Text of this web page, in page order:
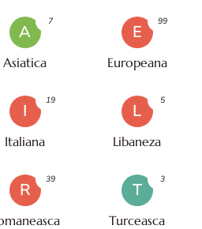
A
Asiatica
7
E
Europeana
99
I
Italiana
19
L
Libaneza
5
R
39
T
Turceasca
3